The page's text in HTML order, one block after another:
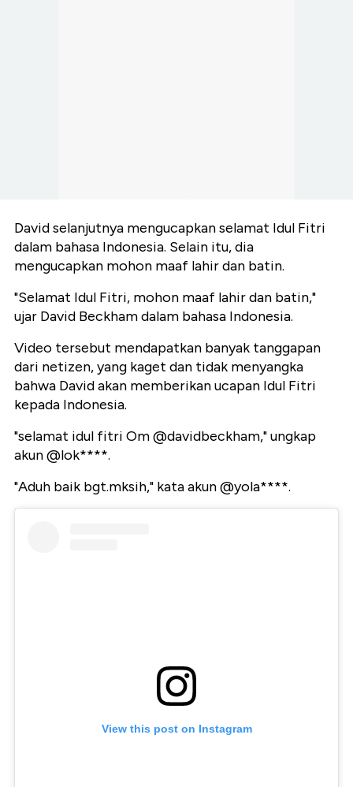
David selanjutnya mengucapkan selamat Idul Fitri
dalam bahasa Indonesia. Selain itu, dia
mengucapkan mohon maaf lahir dan batin.
"Selamat Idul Fitri, mohon maaf lahir dan batin,"
ujar David Beckham dalam bahasa Indonesia.
Video tersebut mendapatkan banyak tanggapan
dari netizen, yang kaget dan tidak menyangka
bahwa David akan memberikan ucapan Idul Fitri
kepada Indonesia.
"selamat idul fitri Om @davidbeckham," ungkap
akun @lok****.
"Aduh baik bgt.mksih," kata akun @yola****.
View this post on Instagram